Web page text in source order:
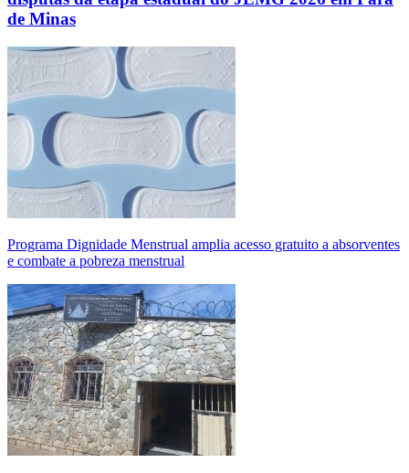
de Minas
Programa Dignidade Menstrual amplia acesso gratuito a absorventes
e combate a pobreza menstrual